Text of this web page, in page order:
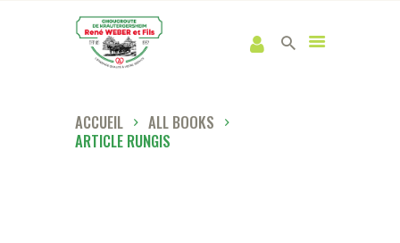
ACCUEIL
ALL BOOKS
ARTICLE RUNGIS